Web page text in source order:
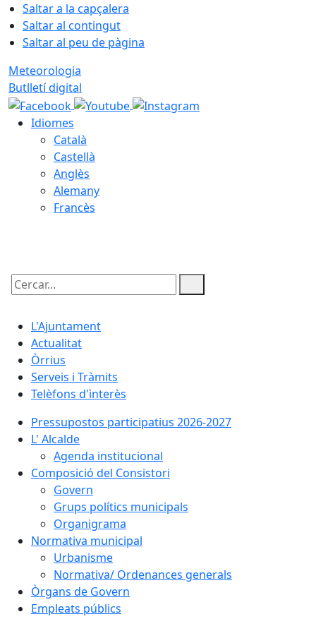
Saltar a la capçalera
Saltar al contingut
Saltar al peu de pàgina
Meteorologia
Butlletí digital
Idiomes
Català
Castellà
Anglès
Alemany
Francès
Cercar:
L'Ajuntament
Actualitat
Òrrius
Serveis i Tràmits
Telèfons d'ìnterès
Pressupostos participatius 2026-2027
L' Alcalde
Agenda institucional
Composició del Consistori
Govern
Grups polítics municipals
Organigrama
Normativa municipal
Urbanisme
Normativa/ Ordenances generals
Òrgans de Govern
Empleats públics